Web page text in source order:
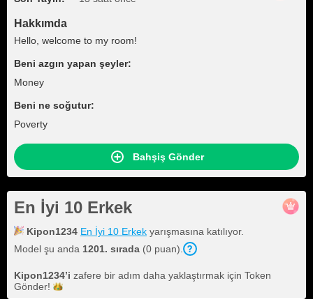
Hakkımda
Hello, welcome to my room!
Beni azgın yapan şeyler:
Money
Beni ne soğutur:
Poverty
Bahşiş Gönder
En İyi 10 Erkek
Kipon1234 En İyi 10 Erkek yarışmasına katılıyor.
Model şu anda 1201. sırada (0 puan).
Kipon1234’i zafere bir adım daha yaklaştırmak için Token
Gönder!